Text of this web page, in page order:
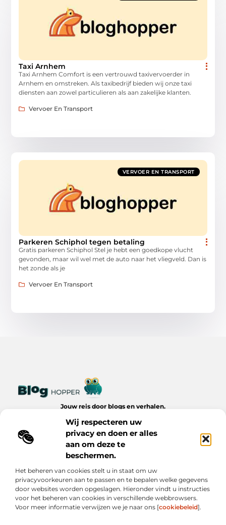
Wij respecteren uw
privacy en doen er alles
aan om deze te
beschermen.
Het beheren van cookies stelt u in staat om uw
privacyvoorkeuren aan te passen en te bepalen welke gegevens
door websites worden opgeslagen. Hieronder vindt u instructies
voor het beheren van cookies in verschillende webbrowsers.
Voor meer informatie verwijzen we je naar ons [cookiebeleid].
Taxi Arnhem
Taxi Arnhem Comfort is een vertrouwd taxivervoerder in
Arnhem en omstreken. Als taxibedrijf bieden wij onze taxi
diensten aan zowel particulieren als aan zakelijke klanten.
Vervoer En Transport
VERVOER EN TRANSPORT
Parkeren Schiphol tegen betaling
Gratis parkeren Schiphol Stel je hebt een goedkope vlucht
gevonden, maar wil wel met de auto naar het vliegveld. Dan is
het zonde als je
Vervoer En Transport
Jouw reis door blogs en verhalen.
dagelijks leven op Bloghopper.nl.
Bericht categorie
Onze informatie